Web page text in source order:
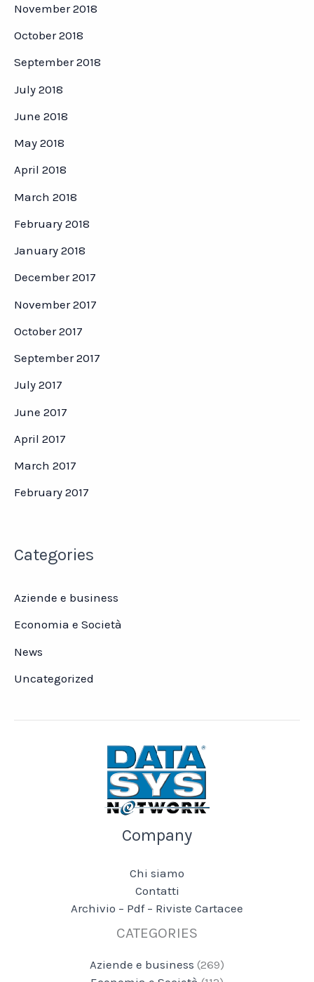
November 2018
October 2018
September 2018
July 2018
June 2018
May 2018
April 2018
March 2018
February 2018
January 2018
December 2017
November 2017
October 2017
September 2017
July 2017
June 2017
April 2017
March 2017
February 2017
Categories
Aziende e business
Economia e Società
News
Uncategorized
Company
Chi siamo
Contatti
Archivio – Pdf – Riviste Cartacee
CATEGORIES
Aziende e business (269)